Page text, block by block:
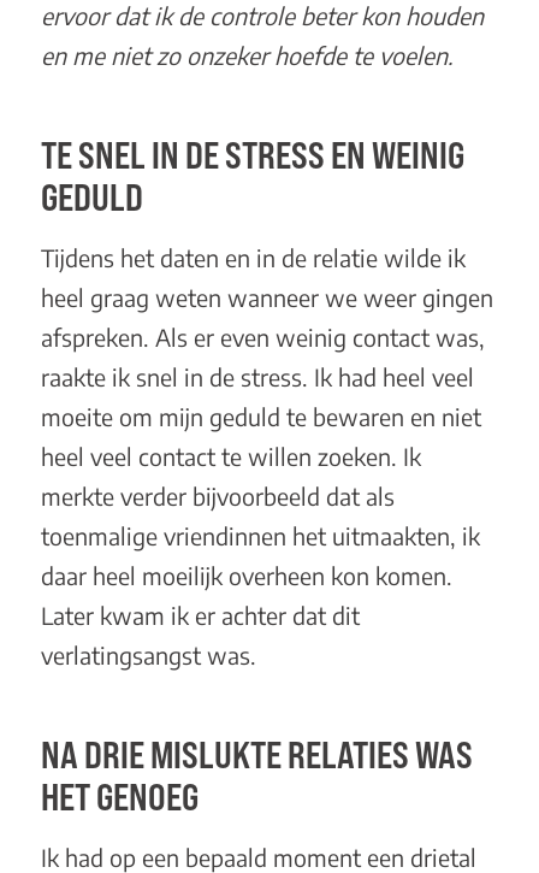
ervoor dat ik de controle beter kon houden
en me niet zo onzeker hoefde te voelen.
TE SNEL IN DE STRESS EN WEINIG
GEDULD
Tijdens het daten en in de relatie wilde ik
heel graag weten wanneer we weer gingen
afspreken. Als er even weinig contact was,
raakte ik snel in de stress. Ik had heel veel
moeite om mijn geduld te bewaren en niet
heel veel contact te willen zoeken. Ik
merkte verder bijvoorbeeld dat als
toenmalige vriendinnen het uitmaakten, ik
daar heel moeilijk overheen kon komen.
Later kwam ik er achter dat dit
verlatingsangst was.
NA DRIE MISLUKTE RELATIES WAS
HET GENOEG
Ik had op een bepaald moment een drietal